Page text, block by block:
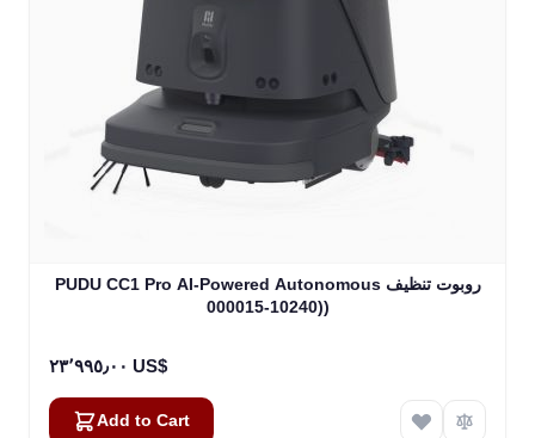
PUDU CC1 Pro AI-Powered Autonomous روبوت تنظيف
(10240-000015)
٢٣٬٩٩٥٫٠٠ US$
Add to Cart